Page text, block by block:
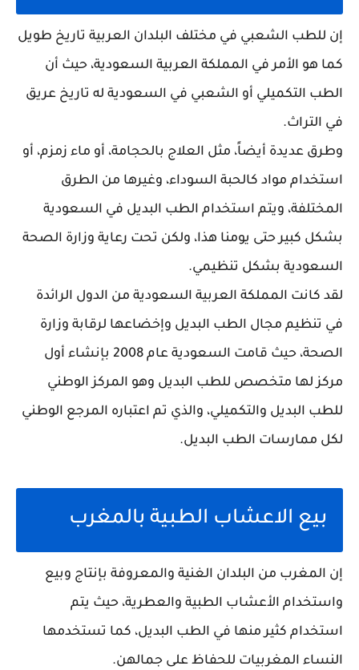
إن للطب الشعبي في مختلف البلدان العربية تاريخ طويل
كما هو الأمر في المملكة العربية السعودية، حيث أن
الطب التكميلي أو الشعبي في السعودية له تاريخ عريق
في التراث.
وطرق عديدة أيضاً، مثل العلاج بالحجامة، أو ماء زمزم، أو
استخدام مواد كالحبة السوداء، وغيرها من الطرق
المختلفة، ويتم استخدام الطب البديل في السعودية
بشكل كبير حتى يومنا هذا، ولكن تحت رعاية وزارة الصحة
السعودية بشكل تنظيمي.
لقد كانت المملكة العربية السعودية من الدول الرائدة
في تنظيم مجال الطب البديل وإخضاعها لرقابة وزارة
الصحة، حيث قامت السعودية عام 2008 بإنشاء أول
مركز لها متخصص للطب البديل وهو المركز الوطني
للطب البديل والتكميلي، والذي تم اعتباره المرجع الوطني
لكل ممارسات الطب البديل.
بيع الاعشاب الطبية بالمغرب
إن المغرب من البلدان الغنية والمعروفة بإنتاج وبيع
واستخدام الأعشاب الطبية والعطرية، حيث يتم
استخدام كثير منها في الطب البديل، كما تستخدمها
النساء المغربيات للحفاظ على جمالهن.